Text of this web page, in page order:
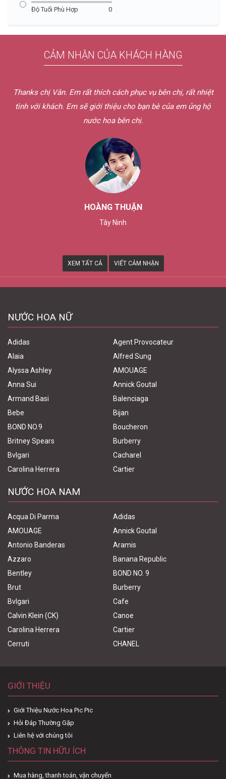
Độ Tuổi Phù Hợp 0
CẢM NHẬN CỦA KHÁCH HÀNG
Thanks chị Vân. Em rất thích cách phục vụ bên chị, rất nhiệt
tình với khách. Em sẽ giới thiệu cho bạn bè của em ủng hộ
nước hoa bên chị.
HOÀNG THUẬN
Tây Ninh
XEM TẤT CẢ VIẾT CẢM NHẬN
NƯỚC HOA NỮ
Adidas
Agent Provocateur
Alaia
Alfred Sung
Alyssa Ashley
AMOUAGE
Anna Sui
Annick Goutal
Armand Basi
Balenciaga
Bebe
Bijan
BOND NO.9
Boucheron
Britney Spears
Burberry
Bvlgari
Cacharel
Carolina Herrera
Cartier
NƯỚC HOA NAM
Acqua Di Parma
Adidas
AMOUAGE
Annick Goutal
Antonio Banderas
Aramis
Azzaro
Banana Republic
Bentley
BOND NO. 9
Brut
Burberry
Bvlgari
Cafe
Calvin Klein (CK)
Canoe
Carolina Herrera
Cartier
Cerruti
CHANEL
GIỚI THIỆU
Giới Thiệu Nước Hoa Pic Pic
Hỏi Đáp Thường Gặp
Liên hệ với chúng tôi
THÔNG TIN HỮU ÍCH
Mua hàng, thanh toán, vận chuyển